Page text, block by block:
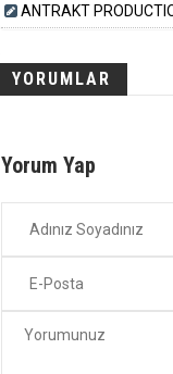
ANTRAKT
YORUMLAR
Yorum Yap